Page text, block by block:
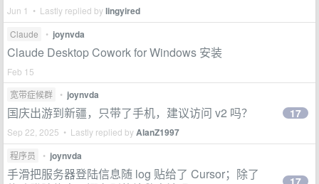
Jun 1 • Lastly replied bylingyired
Claude • joynvda
Claude Desktop Cowork for Windows 安装
Feb 15
宽带症候群
• joynvda
国庆出游到新疆，只带了手机，建议访问 v2 吗？
Sep 22, 2025 • Lastly replied byAlanZ1997
17
程序员 • joynvda
手滑把服务器登陆信息随 log 贴给了 Cursor；除了
17